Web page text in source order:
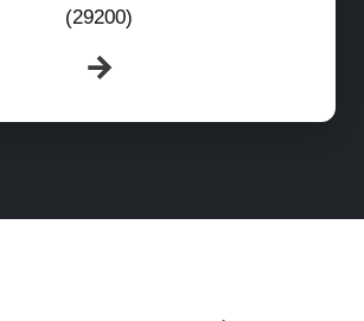
(29200)